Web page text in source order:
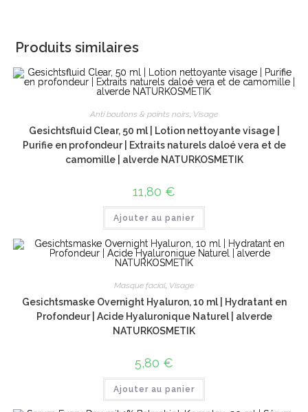
Produits similaires
Anti boutons & points noirs, Visage
Gesichtsfluid Clear, 50 ml | Lotion nettoyante visage |
Purifie en profondeur | Extraits naturels daloé vera et de
camomille | alverde NATURKOSMETIK
11,80 €
Ajouter au panier
Masque facial Visage
Gesichtsmaske Overnight Hyaluron, 10 ml | Hydratant en
Profondeur | Acide Hyaluronique Naturel | alverde
NATURKOSMETIK
5,80 €
Ajouter au panier